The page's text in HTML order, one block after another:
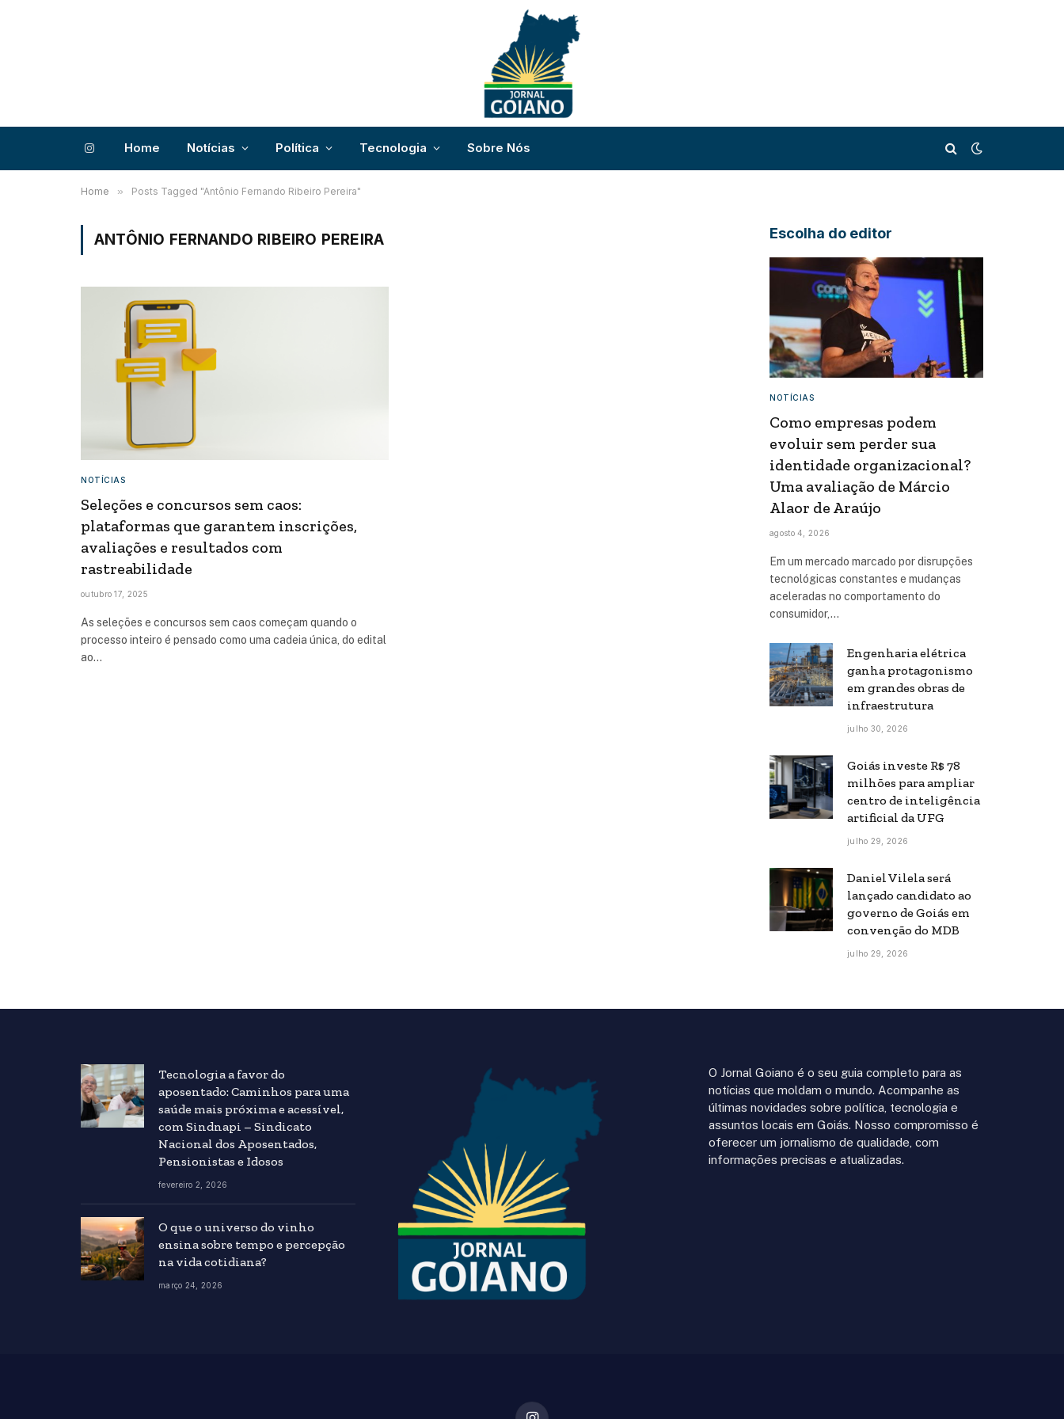
InstagramHome Notícias Política Tecnologia Sobre Nós
Home » Posts Tagged "Antônio Fernando Ribeiro Pereira"
ANTÔNIO FERNANDO RIBEIRO PEREIRA
NOTÍCIAS
Seleções e concursos sem caos:
plataformas que garantem inscrições,
avaliações e resultados com
rastreabilidade
outubro 17, 2025
As seleções e concursos sem caos começam quando o
processo inteiro é pensado como uma cadeia única, do edital
ao…
Escolha do editor
NOTÍCIAS
Como empresas podem
evoluir sem perder sua
identidade organizacional?
Uma avaliação de Márcio
Alaor de Araújo
agosto 4, 2026
Em um mercado marcado por disrupções
tecnológicas constantes e mudanças
aceleradas no comportamento do
consumidor,…
Engenharia elétrica
ganha protagonismo
em grandes obras de
infraestrutura
julho 30, 2026
Goiás investe R$ 78
milhões para ampliar
centro de inteligência
artificial da UFG
julho 29, 2026
Daniel Vilela será
lançado candidato ao
governo de Goiás em
convenção do MDB
julho 29, 2026
Tecnologia a favor do
aposentado: Caminhos para uma
saúde mais próxima e acessível,
com Sindnapi – Sindicato
Nacional dos Aposentados,
Pensionistas e Idosos
fevereiro 2, 2026
O que o universo do vinho
ensina sobre tempo e percepção
na vida cotidiana?
março 24, 2026
O Jornal Goiano é o seu guia completo para as
notícias que moldam o mundo. Acompanhe as
últimas novidades sobre política, tecnologia e
assuntos locais em Goiás. Nosso compromisso é
oferecer um jornalismo de qualidade, com
informações precisas e atualizadas.